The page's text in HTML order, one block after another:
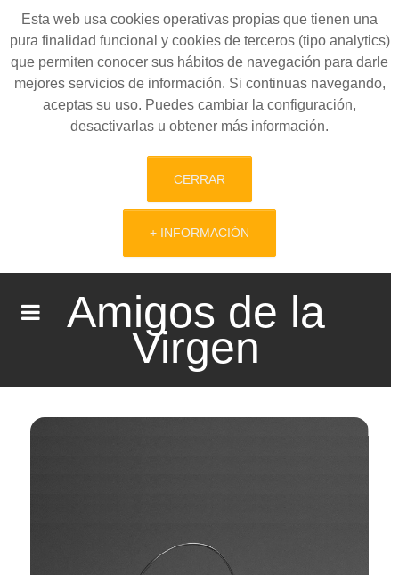
Esta web usa cookies operativas propias que tienen una
pura finalidad funcional y cookies de terceros (tipo analytics)
que permiten conocer sus hábitos de navegación para darle
mejores servicios de información. Si continuas navegando,
aceptas su uso. Puedes cambiar la configuración,
desactivarlas u obtener más información.
CERRAR
+ INFORMACIÓN
Amigos de la
Virgen